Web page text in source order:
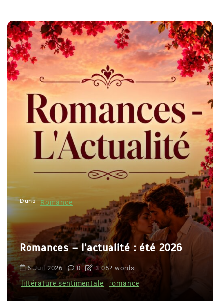
Dans Romance
Romances – l’actualité : été 2026
6 Juil 2026 0 3 052 words
littérature sentimentale romance